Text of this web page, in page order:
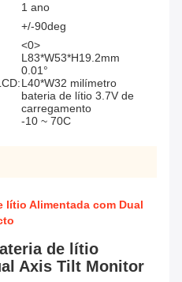
1 ano
+/-90deg
<0>
L83*W53*H19.2mm
0.01°
L40*W32 milímetro
bateria de lítio 3.7V de
carregamento
-10 ~ 70C
lítio Alimentada com Dual
de lítio
Axis Tilt Monitor